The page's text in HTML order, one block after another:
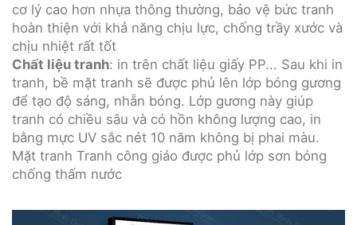
cơ lý cao hơn nhựa thông thường, bảo vệ bức tranh
hoàn thiện với khả năng chịu lực, chống trầy xước và
chịu nhiệt rất tốt
Chất liệu tranh: in trên chất liệu giấy PP... Sau khi in
tranh, bề mặt tranh sẽ được phủ lên lớp bóng gương
để tạo độ sáng, nhẵn bóng. Lớp gương này giúp
tranh có chiều sâu và có hồn không lượng cao, in
bằng mực UV sắc nét 10 năm không bị phai màu.
Mặt tranh Tranh công giáo được phủ lớp sơn bóng
chống thấm nước